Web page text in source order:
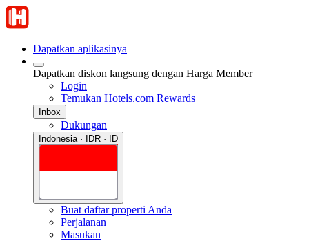
Dapatkan aplikasinya
Dapatkan diskon langsung dengan Harga Member
Login
Temukan Hotels.com Rewards
Inbox
Dukungan
Indonesia · IDR · ID
Buat daftar properti Anda
Perjalanan
Masukan